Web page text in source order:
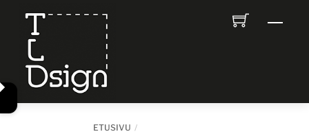
content
ETUSIVU